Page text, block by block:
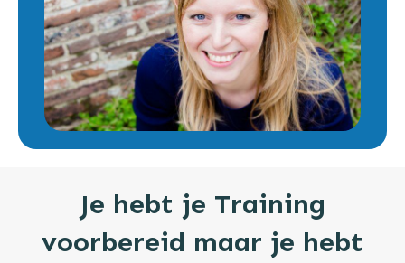
Je hebt je Training
voorbereid maar je hebt